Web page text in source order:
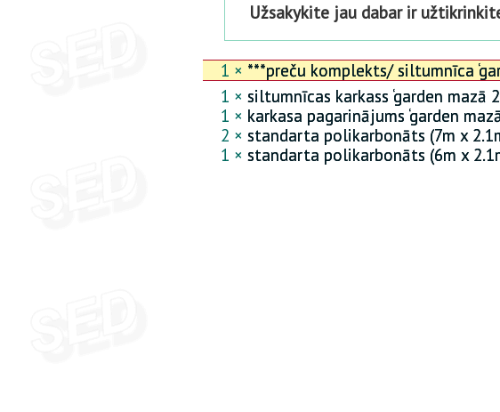
Užsakykite jau dabar ir
1 × ***preču komplekts/ siltumnīca
1 × siltumnīcas karkass ‘garden mazā
1 × karkasa pagarinājums ‘garden
2 × standarta polikarbonāts (7m x
1 × standarta polikarbonāts (6m x